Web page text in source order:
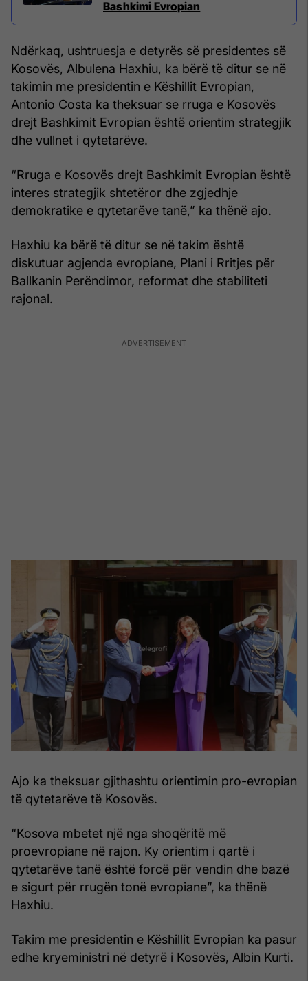
Bashkimi Evropian
Ndërkaq, ushtruesja e detyrës së presidentes së
Kosovës, Albulena Haxhiu, ka bërë të ditur se në
takimin me presidentin e Këshillit Evropian,
Antonio Costa ka theksuar se rruga e Kosovës
drejt Bashkimit Evropian është orientim strategjik
dhe vullnet i qytetarëve.
“Rruga e Kosovës drejt Bashkimit Evropian është
interes strategjik shtetëror dhe zgjedhje
demokratike e qytetarëve tanë,” ka thënë ajo.
Haxhiu ka bërë të ditur se në takim është
diskutuar agjenda evropiane, Plani i Rritjes për
Ballkanin Perëndimor, reformat dhe stabiliteti
rajonal.
Ajo ka theksuar gjithashtu orientimin pro-evropian
të qytetarëve të Kosovës.
“Kosova mbetet një nga shoqëritë më
proevropiane në rajon. Ky orientim i qartë i
qytetarëve tanë është forcë për vendin dhe bazë
e sigurt për rrugën tonë evropiane”, ka thënë
Haxhiu.
Takim me presidentin e Këshillit Evropian ka pasur
edhe kryeministri në detyrë i Kosovës, Albin Kurti.